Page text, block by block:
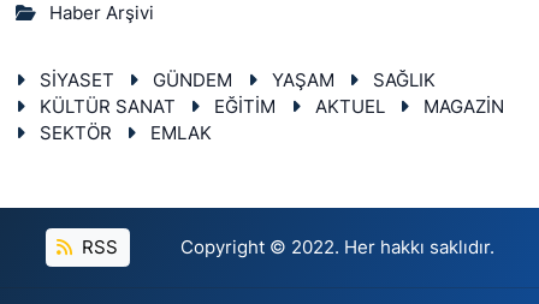
Haber Arşivi
SİYASET GÜNDEM YAŞAM
SAĞLIK
KÜLTÜR SANAT
EĞİTİM AKTUEL
MAGAZİN
SEKTÖR
EMLAK
RSS Copyright © 2022. Her hakkı saklıdır.